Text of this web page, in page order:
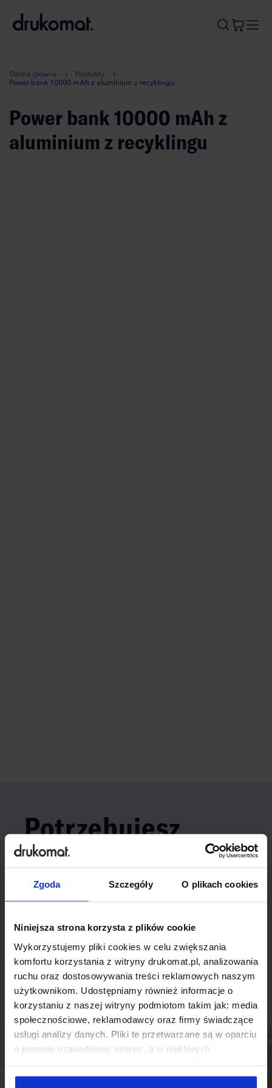
Zgoda Szczegóły O plikach cookies
Niniejsza strona korzysta z plików cookie
Wykorzystujemy pliki cookies w celu zwiększania
komfortu korzystania z witryny drukomat.pl, analizowania
ruchu oraz dostosowywania treści reklamowych naszym
użytkownikom. Udostępniamy również informacje o
korzystaniu z naszej witryny podmiotom takim jak: media
społecznościowe, reklamodawcy oraz firmy świadczące
usługi analizy danych. Pliki te przetwarzane są w oparciu
o prawnie uzasadniony interes, a w niektórych
Niektóre z plików cookies dostarczane i przetwarzane są
A
Strona główna
Produkty
Power bank 10000 mAh z aluminium z recyklingu
Power bank 10000 mAh z
aluminium z recyklingu
Potrzebujesz
indywidualnego
rozwiązania?
produkt niestandardowy.
Skontaktuj się